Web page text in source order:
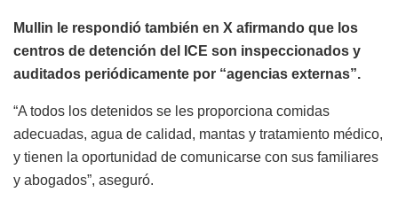
Mullin le respondió también en X afirmando que los
centros de detención del ICE son inspeccionados y
auditados periódicamente por “agencias externas”.
“A todos los detenidos se les proporciona comidas
adecuadas, agua de calidad, mantas y tratamiento médico,
y tienen la oportunidad de comunicarse con sus familiares
y abogados”, aseguró.